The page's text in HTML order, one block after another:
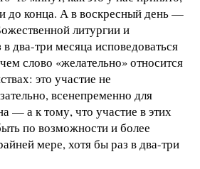
до конца. А в воскресный день —
литургии и
два-три месяца исповедоваться
слово «желательно» относится
это участие не
всенепременно для
— а к тому, что участие в этих
по возможности и более
мере, хотя бы раз в два-три